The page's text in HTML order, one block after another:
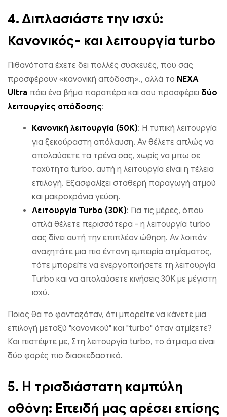
4.Διπλασιάστε την ισχύ:
Κανονικός- και λειτουργία turbo
Πιθανότατα έχετε δει πολλές συσκευές, που σας
προσφέρουν «κανονική απόδοση»., αλλά το NEXA
Ultra πάει ένα βήμα παραπέρα και σου προσφέρει δύο
λειτουργίες απόδοσης:
Κανονική λειτουργία (50K): Η τυπική λειτουργία
για ξεκούραστη απόλαυση. Αν θέλετε απλώς να
απολαύσετε τα τρένα σας, χωρίς να μπω σε
ταχύτητα turbo, αυτή η λειτουργία είναι η τέλεια
επιλογή. Εξασφαλίζει σταθερή παραγωγή ατμού
και μακροχρόνια γεύση.
Λειτουργία Turbo (30K): Για τις μέρες, όπου
απλά θέλετε περισσότερα - η λειτουργία turbo
σας δίνει αυτή την επιπλέον ώθηση. Αν λοιπόν
αναζητάτε μια πιο έντονη εμπειρία ατμίσματος,
τότε μπορείτε να ενεργοποιήσετε τη λειτουργία
Turbo και να απολαύσετε κινήσεις 30K με μέγιστη
ισχύ.
Ποιος θα το φανταζόταν, ότι μπορείτε να κάνετε μια
επιλογή μεταξύ "κανονικού" και "turbo" όταν ατμίζετε?
Και πιστέψτε με, Στη λειτουργία turbo, το άτμισμα είναι
δύο φορές πιο διασκεδαστικό.
5. Η τρισδιάστατη καμπύλη
οθόνη: Επειδή μας αρέσει επίσης